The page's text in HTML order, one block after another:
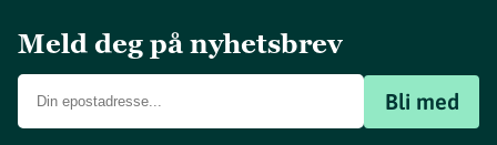
Meld deg på nyhetsbrev
Bli med